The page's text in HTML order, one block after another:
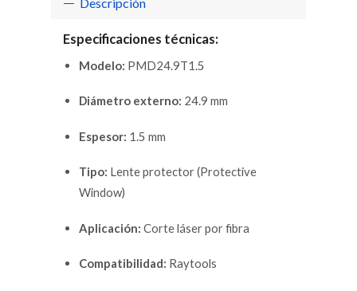
Descripción
Especificaciones técnicas:
Modelo: PMD24.9T1.5
Diámetro externo: 24.9 mm
Espesor: 1.5 mm
Tipo: Lente protector (Protective
Window)
Aplicación: Corte láser por fibra
Compatibilidad: Raytools